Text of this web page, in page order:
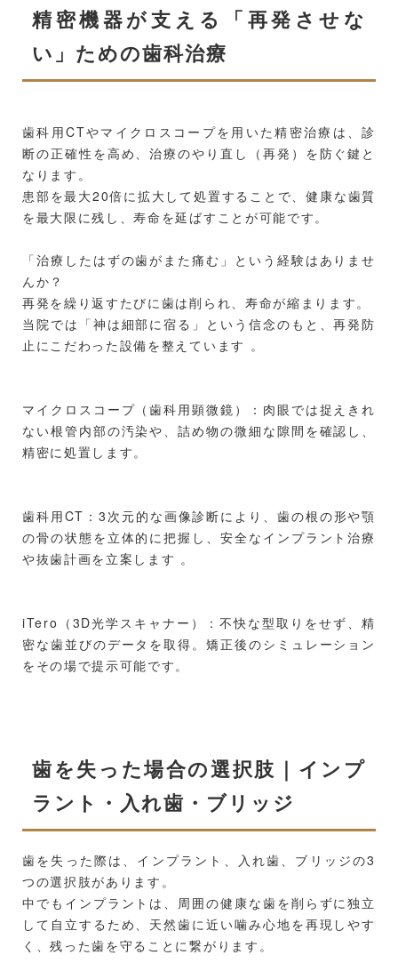
精密機器が支える「再発させな
い」ための歯科治療
歯科用CTやマイクロスコープを用いた精密治療は、診
断の正確性を高め、治療のやり直し（再発）を防ぐ鍵と
なります。
患部を最大20倍に拡大して処置することで、健康な歯質
を最大限に残し、寿命を延ばすことが可能です。
「治療したはずの歯がまた痛む」という経験はありませ
んか？
再発を繰り返すたびに歯は削られ、寿命が縮まります。
当院では「神は細部に宿る」という信念のもと、再発防
止にこだわった設備を整えています 。
マイクロスコープ（歯科用顕微鏡）：肉眼では捉えきれ
ない根管内部の汚染や、詰め物の微細な隙間を確認し、
精密に処置します。
歯科用CT：3次元的な画像診断により、歯の根の形や顎
の骨の状態を立体的に把握し、安全なインプラント治療
や抜歯計画を立案します 。
iTero（3D光学スキャナー）：不快な型取りをせず、精
密な歯並びのデータを取得。矯正後のシミュレーション
をその場で提示可能です。
歯を失った場合の選択肢｜インプ
ラント・入れ歯・ブリッジ
歯を失った際は、インプラント、入れ歯、ブリッジの3
つの選択肢があります。
中でもインプラントは、周囲の健康な歯を削らずに独立
して自立するため、天然歯に近い噛み心地を再現しやす
く、残った歯を守ることに繋がります。